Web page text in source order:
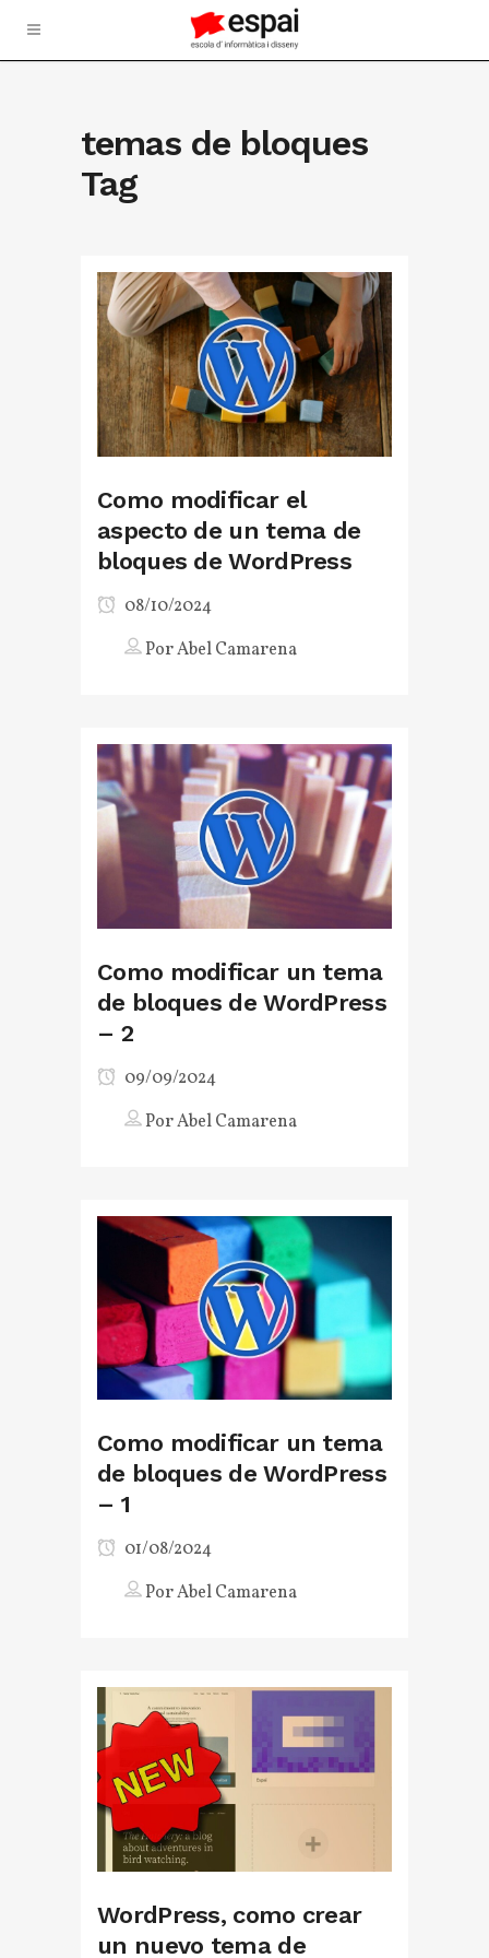
temas de bloques
Tag
Como modificar el
aspecto de un tema de
bloques de WordPress
08/10/2024
PorAbel Camarena
Como modificar un tema
de bloques de WordPress
– 2
09/09/2024
PorAbel Camarena
Como modificar un tema
de bloques de WordPress
– 1
01/08/2024
PorAbel Camarena
WordPress, como crear
un nuevo tema de